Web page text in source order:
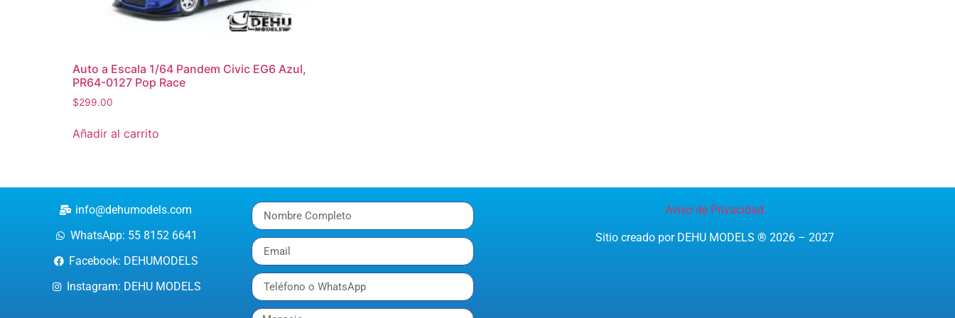
Auto a Escala 1/64 Pandem Civic EG6 Azul,
PR64-0127 Pop Race
$299.00
Añadir al carrito
info@dehumodels.com
WhatsApp: 55 8152 6641
Facebook: DEHUMODELS
Instagram: DEHU MODELS
Aviso de Privacidad
Sitio creado por DEHU MODELS ® 2026 – 2027